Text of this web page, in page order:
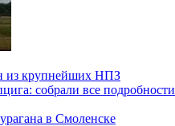
из крупнейших НПЗ
собрали все подробности
в Смоленске